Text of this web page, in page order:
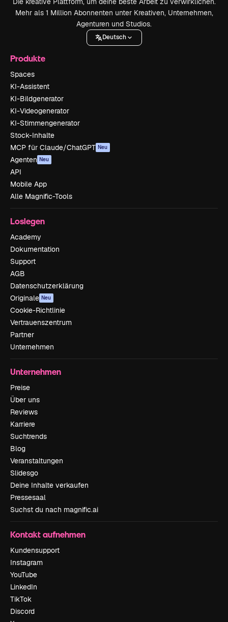
Mehr als 1 Million Abonnenten unter Kreativen, Unternehmen,
Agenturen und Studios.
Deutsch
Produkte
Spaces
KI-Assistent
KI-Bildgenerator
KI-Videogenerator
KI-Stimmengenerator
Stock-Inhalte
MCP für Claude/ChatGPT Neu
Agenten Neu
API
Mobile App
Alle Magnific-Tools
Loslegen
Academy
Dokumentation
Support
AGB
Datenschutzerklärung
Originale Neu
Cookie-Richtlinie
Vertrauenszentrum
Partner
Unternehmen
Unternehmen
Preise
Über uns
Reviews
Karriere
Suchtrends
Blog
Veranstaltungen
Slidesgo
Deine Inhalte verkaufen
Pressesaal
Suchst du nach magnific.ai
Kontakt aufnehmen
Kundensupport
Instagram
YouTube
LinkedIn
TikTok
Discord